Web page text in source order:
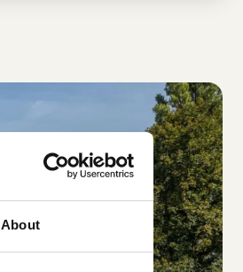
About